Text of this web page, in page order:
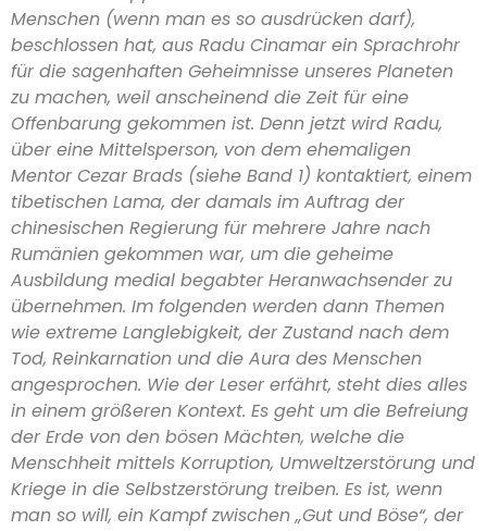
Menschen (wenn man es so ausdrücken darf),
beschlossen hat, aus Radu Cinamar ein Sprachrohr
für die sagenhaften Geheimnisse unseres Planeten
zu machen, weil anscheinend die Zeit für eine
Offenbarung gekommen ist. Denn jetzt wird Radu,
über eine Mittelsperson, von dem ehemaligen
Mentor Cezar Brads (siehe Band 1) kontaktiert, einem
tibetischen Lama, der damals im Auftrag der
chinesischen Regierung für mehrere Jahre nach
Rumänien gekommen war, um die geheime
Ausbildung medial begabter Heranwachsender zu
übernehmen. Im folgenden werden dann Themen
wie extreme Langlebigkeit, der Zustand nach dem
Tod, Reinkarnation und die Aura des Menschen
angesprochen. Wie der Leser erfährt, steht dies alles
in einem größeren Kontext. Es geht um die Befreiung
der Erde von den bösen Mächten, welche die
Menschheit mittels Korruption, Umweltzerstörung und
Kriege in die Selbstzerstörung treiben. Es ist, wenn
man so will, ein Kampf zwischen „Gut und Böse“, der